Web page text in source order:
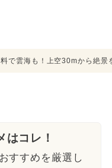
で雲海も！上空30mから絶
はコレ！
すすめを厳選し